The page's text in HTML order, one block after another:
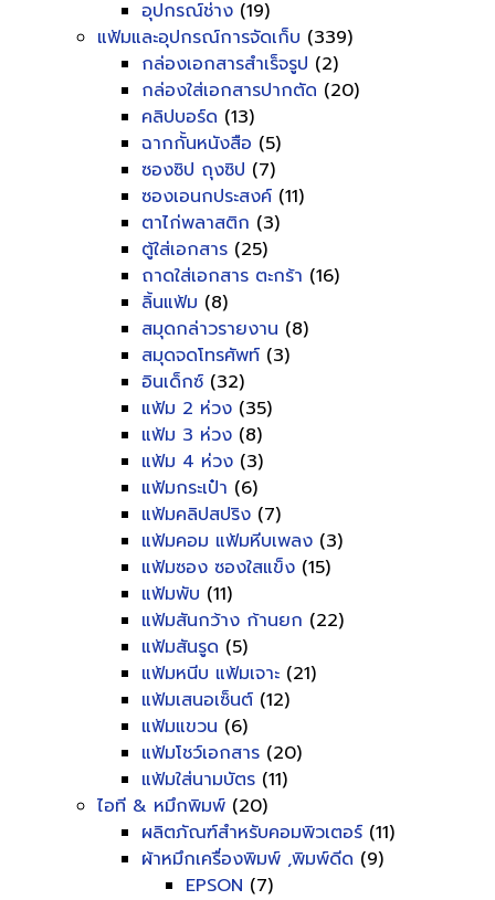
อุปกรณ์ช่าง (19)
แฟ้มและอุปกรณ์การจัดเก็บ (339)
กล่องเอกสารสำเร็จรูป (2)
กล่องใส่เอกสารปากตัด (20)
คลิปบอร์ด (13)
ฉากกั้นหนังสือ (5)
ซองซิป ถุงซิป (7)
ซองเอนกประสงค์ (11)
ตาไก่พลาสติก (3)
ตู้ใส่เอกสาร (25)
ถาดใส่เอกสาร ตะกร้า (16)
ลิ้นแฟ้ม (8)
สมุดกล่าวรายงาน (8)
สมุดจดโทรศัพท์ (3)
อินเด็กซ์ (32)
แฟ้ม 2 ห่วง (35)
แฟ้ม 3 ห่วง (8)
แฟ้ม 4 ห่วง (3)
แฟ้มกระเป๋า (6)
แฟ้มคลิปสปริง (7)
แฟ้มคอม แฟ้มหีบเพลง (3)
แฟ้มซอง ซองใสแข็ง (15)
แฟ้มพับ (11)
แฟ้มสันกว้าง ก้านยก (22)
แฟ้มสันรูด (5)
แฟ้มหนีบ แฟ้มเจาะ (21)
แฟ้มเสนอเซ็นต์ (12)
แฟ้มแขวน (6)
แฟ้มโชว์เอกสาร (20)
แฟ้มใส่นามบัตร (11)
ไอที & หมึกพิมพ์ (20)
ผลิตภัณฑ์สำหรับคอมพิวเตอร์ (11)
ผ้าหมึกเครื่องพิมพ์ ,พิมพ์ดีด (9)
EPSON (7)